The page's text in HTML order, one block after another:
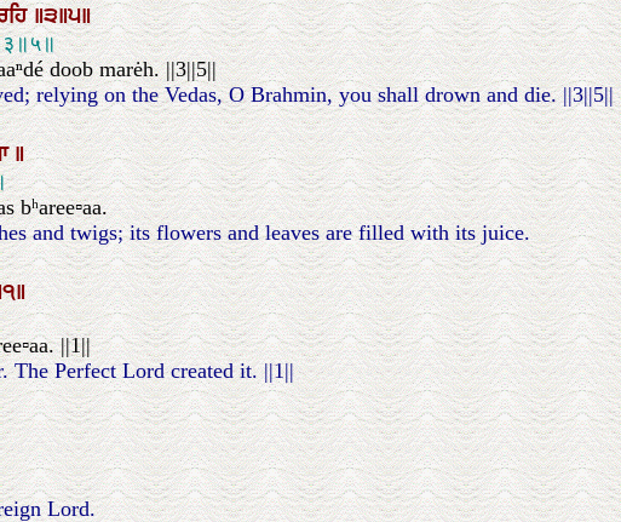
॥੩॥੫॥
doob marėh. ||3||5||
relying on the Vedas, O Brahmin, you shall drown and die. ||3||5||
॥
bʰaree▫aa.
and twigs; its flowers and leaves are filled with its juice.
||1||
The Perfect Lord created it. ||1||
Lord.